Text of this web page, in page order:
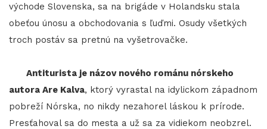
východe Slovenska, sa na brigáde v Holandsku stala
obeťou únosu a obchodovania s ľuďmi. Osudy všetkých
troch postáv sa pretnú na vyšetrovačke.
Antiturista je názov nového románu nórskeho
autora Are Kalva, ktorý vyrastal na idylickom západnom
pobreží Nórska, no nikdy nezahorel láskou k prírode.
Presťahoval sa do mesta a už sa za vidiekom neobzrel.